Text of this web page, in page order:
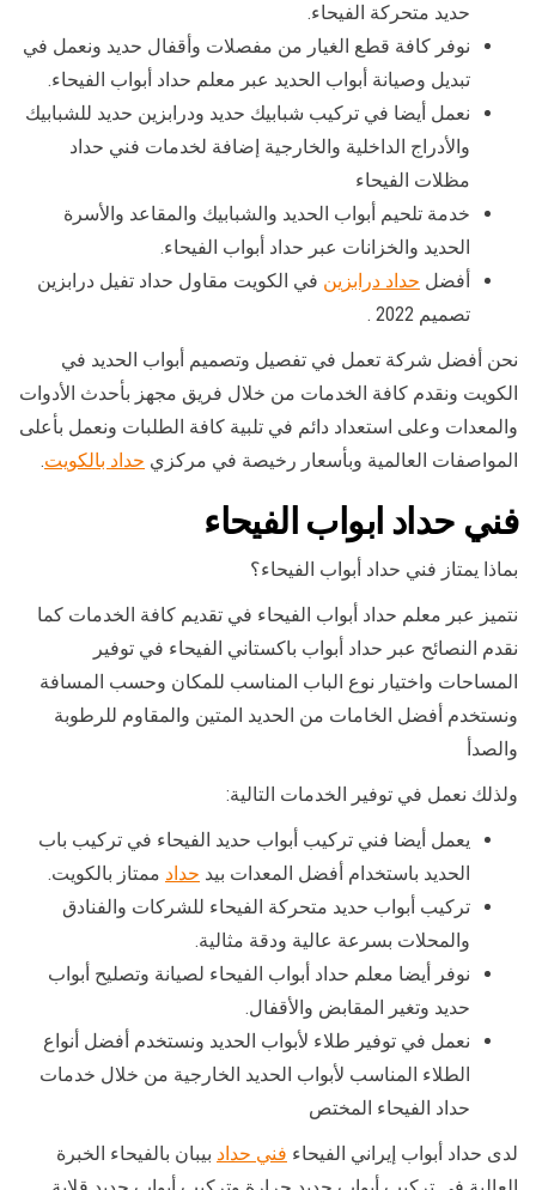
حديد متحركة الفيحاء.
نوفر كافة قطع الغيار من مفصلات وأقفال حديد ونعمل في
تبديل وصيانة أبواب الحديد عبر معلم حداد أبواب الفيحاء.
نعمل أيضا في تركيب شبابيك حديد ودرابزين حديد للشبابيك
والأدراج الداخلية والخارجية إضافة لخدمات فني حداد
مظلات الفيحاء
خدمة تلحيم أبواب الحديد والشبابيك والمقاعد والأسرة
الحديد والخزانات عبر حداد أبواب الفيحاء.
أفضل حداد درابزين في الكويت مقاول حداد تفيل درابزين
تصميم 2022 .
نحن أفضل شركة تعمل في تفصيل وتصميم أبواب الحديد في
الكويت ونقدم كافة الخدمات من خلال فريق مجهز بأحدث الأدوات
والمعدات وعلى استعداد دائم في تلبية كافة الطلبات ونعمل بأعلى
المواصفات العالمية وبأسعار رخيصة في مركزي حداد بالكويت.
فني حداد ابواب الفيحاء
بماذا يمتاز فني حداد أبواب الفيحاء؟
نتميز عبر معلم حداد أبواب الفيحاء في تقديم كافة الخدمات كما
نقدم النصائح عبر حداد أبواب باكستاني الفيحاء في توفير
المساحات واختيار نوع الباب المناسب للمكان وحسب المسافة
ونستخدم أفضل الخامات من الحديد المتين والمقاوم للرطوبة
والصدأ
ولذلك نعمل في توفير الخدمات التالية:
يعمل أيضا فني تركيب أبواب حديد الفيحاء في تركيب باب
الحديد باستخدام أفضل المعدات بيد حداد ممتاز بالكويت.
تركيب أبواب حديد متحركة الفيحاء للشركات والفنادق
والمحلات بسرعة عالية ودقة مثالية.
نوفر أيضا معلم حداد أبواب الفيحاء لصيانة وتصليح أبواب
حديد وتغير المقابض والأقفال.
نعمل في توفير طلاء لأبواب الحديد ونستخدم أفضل أنواع
الطلاء المناسب لأبواب الحديد الخارجية من خلال خدمات
حداد الفيحاء المختص
لدى حداد أبواب إيراني الفيحاء فني حداد بيبان بالفيحاء الخبرة